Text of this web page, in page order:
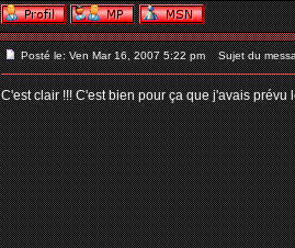
Posté le: Ven Mar 16, 2007 5:22 pm Sujet du
C'est clair !!! C'est bien pour ça que j'avais